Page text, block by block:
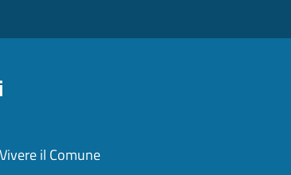
Vivere il Comune